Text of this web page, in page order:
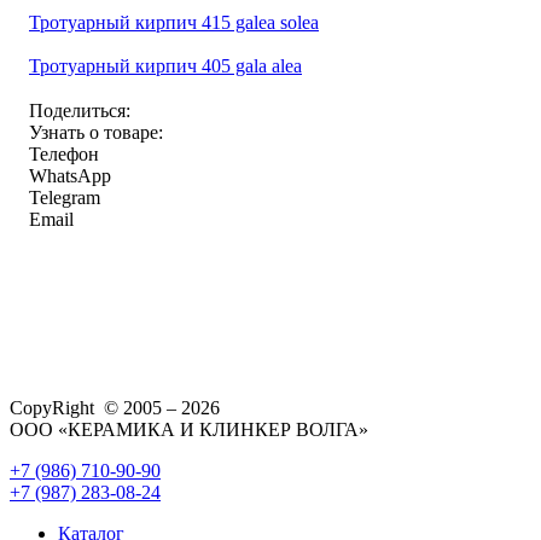
Тротуарный кирпич 415 galea solea
Тротуарный кирпич 405 gala alea
Поделиться:
Узнать о товаре:
Телефон
WhatsApp
Telegram
Email
CopyRight © 2005 – 2026
ООО «КЕРАМИКА И КЛИНКЕР ВОЛГА»
+7 (986) 710-90-90
+7 (987) 283-08-24
Каталог